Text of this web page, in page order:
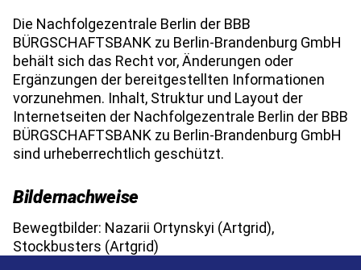
Die Nachfolgezentrale Berlin der BBB
BÜRGSCHAFTSBANK zu Berlin-Brandenburg GmbH
behält sich das Recht vor, Änderungen oder
Ergänzungen der bereitgestellten Informationen
vorzunehmen. Inhalt, Struktur und Layout der
Internetseiten der Nachfolgezentrale Berlin der BBB
BÜRGSCHAFTSBANK zu Berlin-Brandenburg GmbH
sind urheberrechtlich geschützt.
Bildernachweise
Bewegtbilder: Nazarii Ortynskyi (Artgrid),
Stockbusters (Artgrid)